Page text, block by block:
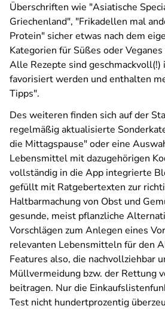
Überschriften wie "Asiatische
Griechenland", "Frikadellen mal
Protein" sicher etwas nach dem
Kategorien für Süßes oder
Alle Rezepte sind
favorisiert werden und enthalten
Tipps".
Des weiteren finden sich auf der
regelmäßig aktualisierte
die Mittagspause" oder eine
Lebensmittel mit dazugehörigen
vollständig in die App integrierte
gefüllt mit Ratgebertexten zur
Haltbarmachung von Obst und
gesunde, meist pflanzliche
Vorschlägen zum Anlegen eines
relevanten Lebensmitteln für den
Features also, die nachvollziehbar
Müllvermeidung bzw. der Rettung
beitragen. Nur die
Test nicht hundertprozentig